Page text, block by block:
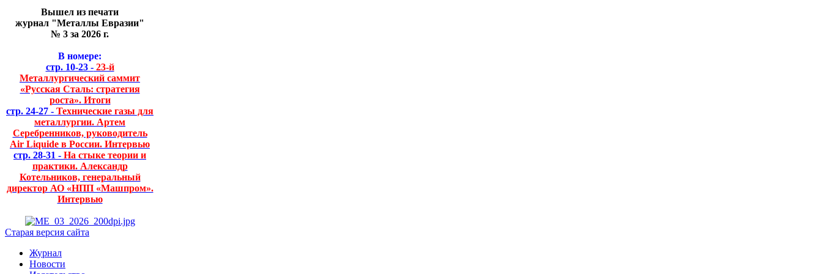
Вышел из печати
журнал "Металлы Евразии"
№ 3 за 2026 г.
В номере:
стр. 10-23 -23-й
Металлургический саммит
«Русская Сталь: стратегия
роста». Итоги
стр. 24-27 - Технические газы для
металлургии. Артем
Серебренников, руководитель
Air Liquide в России. Интервью
стр. 28-31 - На стыке теории и
практики. Александр
Котельников, генеральный
директор АО «НПП «Машпром».
Интервью
Старая версия сайта
Журнал
Новости